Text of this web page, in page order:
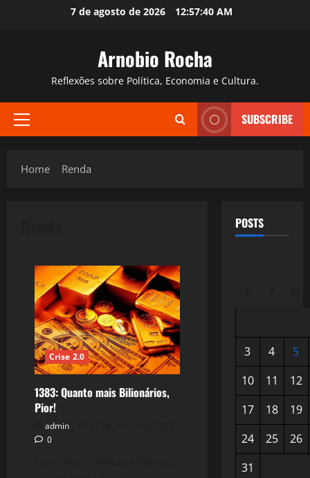
7 de agosto de 2026 12:57:41 AM
Arnobio Rocha
Reflexões sobre Política, Economia e Cultura.
Primary
SUBSCRIBE
Home Renda
Crise 2.0
1383: Quanto mais Bilionários,
Pior!
admin
0
POSTS
3 4
5
10
11
12
17
18
19
24
25
26
31